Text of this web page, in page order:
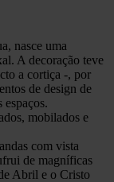
nasce uma
A decoração teve
a cortiça -, por
de design de
mobilados e
com vista
de magníficas
Abril e o Cristo